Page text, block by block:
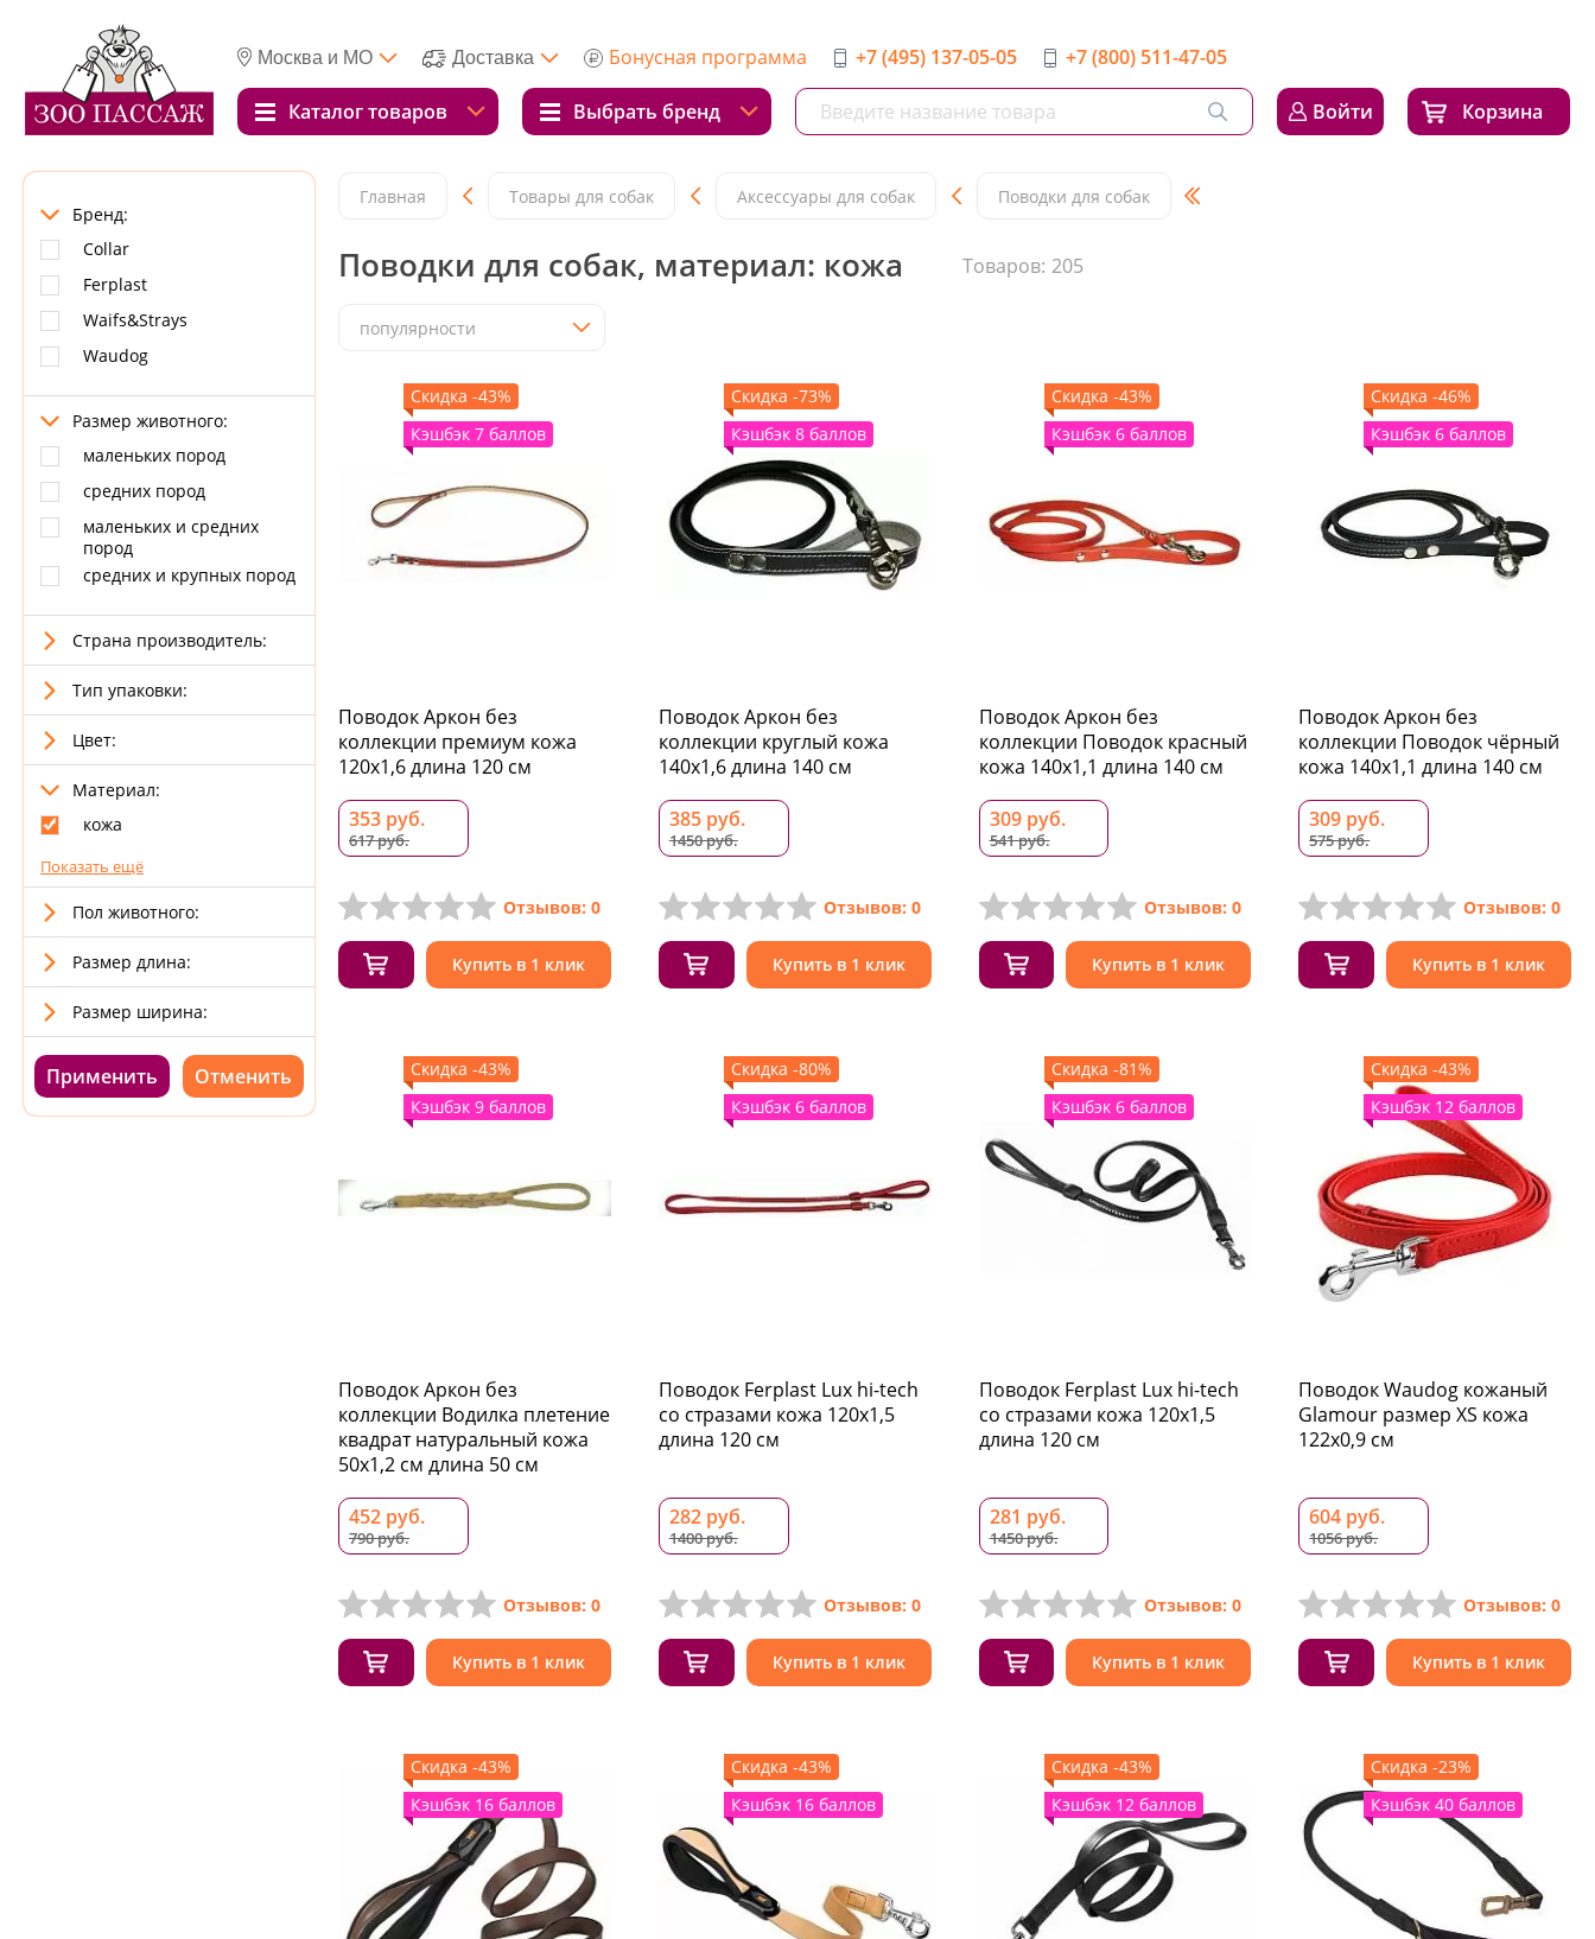
Москва и МО Доставка Бонусная программа +7 (495) 137-05-05 +7 (800) 511-47-05
Каталог товаров Выбрать бренд Войти Корзина
Бренд:
Collar
Ferplast
Waifs&Strays
Waudog
Размер животного:
маленьких пород
средних пород
маленьких и средних
пород
средних и крупных пород
Страна производитель:
Тип упаковки:
Цвет:
Материал:
кожа
Показать ещё
Пол животного:
Размер длина:
Размер ширина:
Применить
Главная Товары для собак Аксессуары для собак Поводки для собак
Поводки для собак, материал: кожа Товаров: 205
популярности
Скидка -43%
Кэшбэк 7 баллов
Поводок Аркон без
коллекции премиум кожа
120x1,6 длина 120 см
353 руб.
617 руб.
Отзывов: 0
Купить в 1 клик
Скидка -73%
Кэшбэк 8 баллов
Поводок Аркон без
коллекции круглый кожа
140x1,6 длина 140 см
385 руб.
1450 руб.
Отзывов: 0
Купить в 1 клик
Скидка -43%
Кэшбэк 6 баллов
Поводок Аркон без
коллекции Поводок красный
кожа 140x1,1 длина 140 см
309 руб.
541 руб.
Отзывов: 0
Купить в 1 клик
Скидка -46%
Кэшбэк 6 баллов
Поводок Аркон без
коллекции Поводок чёрный
кожа 140x1,1 длина 140 см
309 руб.
575 руб.
Отзывов: 0
Купить в 1 клик
Скидка -43%
Кэшбэк 9 баллов
Поводок Аркон без
коллекции Водилка плетение
квадрат натуральный кожа
50x1,2 см длина 50 см
452 руб.
790 руб.
Отзывов: 0
Купить в 1 клик
Скидка -80%
Кэшбэк 6 баллов
Поводок Ferplast Lux hi-tech
со стразами кожа 120x1,5
длина 120 см
282 руб.
1400 руб.
Отзывов: 0
Купить в 1 клик
Скидка -81%
Кэшбэк 6 баллов
Поводок Ferplast Lux hi-tech
со стразами кожа 120x1,5
длина 120 см
281 руб.
1450 руб.
Отзывов: 0
Купить в 1 клик
Скидка -43%
Кэшбэк 12 баллов
Поводок Waudog кожаный
Glamour размер XS кожа
122x0,9 см
604 руб.
1056 руб.
Отзывов: 0
Купить в 1 клик
Скидка -43%
Кэшбэк 16 баллов
Скидка -43%
Кэшбэк 16 баллов
Скидка -43%
Кэшбэк 12 баллов
Скидка -23%
Кэшбэк 40 баллов